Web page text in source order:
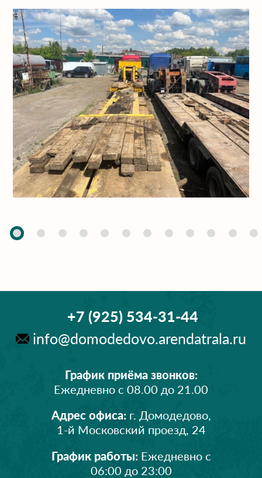
График приёма звонков:
Ежедневно с 08.00 до 21.00
Адрес офиса:г. Домодедово,
1-й Московский проезд, 24
График работы:Ежедневно с
06:00 до 23:00
+7 (925) 534-31-44
info@domodedovo.arendatrala.ru